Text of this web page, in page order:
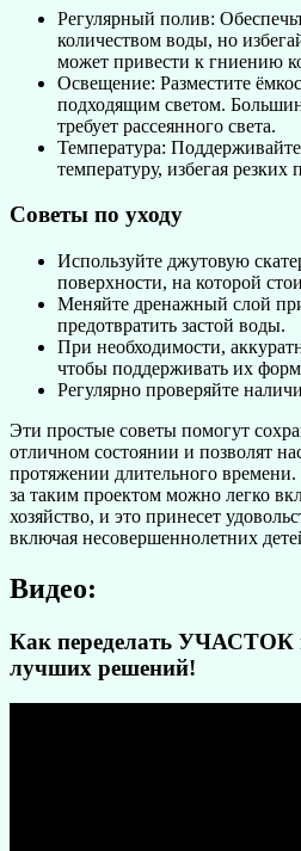
Регулярный полив:
количеством воды, но
может привести к гниению
Освещение: Разместите
подходящим светом.
требует рассеянного света.
Температура:
температуру, избегая резких
Советы по уходу
Используйте джутовую
поверхности, на которой
Меняйте дренажный слой
предотвратить застой воды.
При необходимости,
чтобы поддерживать их
Регулярно проверяйте
Эти простые советы помогут
отличном состоянии и позволят
протяжении длительного
за таким проектом можно легко
хозяйство, и это принесет
включая несовершеннолетних
Видео:
Как переделать
лучших решений!